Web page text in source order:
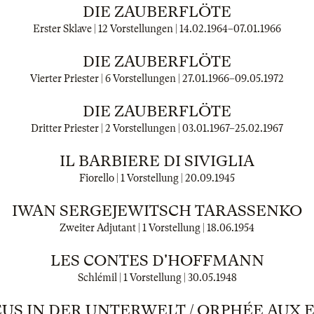
DIE ZAUBERFLÖTE
Erster Sklave | 12 Vorstellungen | 14.02.1964–07.01.1966
DIE ZAUBERFLÖTE
Vierter Priester | 6 Vorstellungen | 27.01.1966–09.05.1972
DIE ZAUBERFLÖTE
Dritter Priester | 2 Vorstellungen | 03.01.1967–25.02.1967
IL BARBIERE DI SIVIGLIA
Fiorello | 1 Vorstellung | 20.09.1945
IWAN SERGEJEWITSCH TARASSENKO
Zweiter Adjutant | 1 Vorstellung | 18.06.1954
LES CONTES D'HOFFMANN
Schlémil | 1 Vorstellung | 30.05.1948
IN DER UNTERWELT / ORPHÉE AUX